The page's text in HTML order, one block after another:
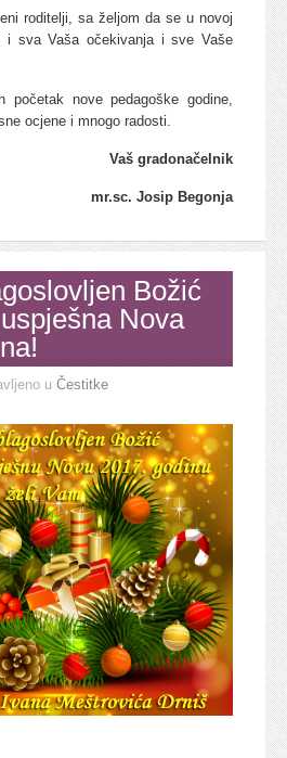
roditelji, sa željom da se u novoj
i sva Vaša očekivanja i sve Vaše
početak nove pedagoške godine,
ocjene i mnogo radosti.
Vaš gradonačelnik
mr.sc. Josip Begonja
Božić
Nova
u Čestitke